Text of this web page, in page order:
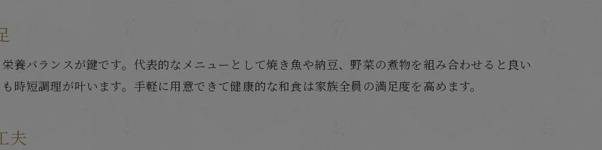
養バランスが鍵です。代表的なメニューとして焼き魚や納豆、野菜の煮物を組み合わせると良い
時短調理が叶います。手軽に用意できて健康的な和食は家族全員の満足度を高めます。
夫